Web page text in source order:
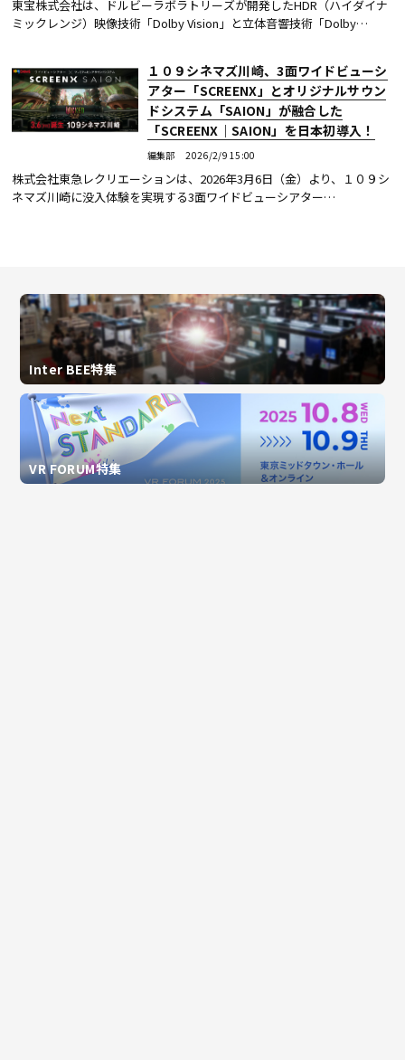
東宝株式会社は、ドルビーラボラトリーズが開発したHDR（ハイダイナ
ミックレンジ）映像技術「Dolby Vision」と立体音響技術「Dolby
１０９シネマズ川崎、3面ワイドビューシ
アター「SCREENX」とオリジナルサウン
ドシステム「SAION」が融合した
「SCREENX｜SAION」を日本初導入！
編集部 2026/2/9 15:00
株式会社東急レクリエーションは、2026年3月6日（金）より、１０９シ
ネマズ川崎に没入体験を実現する3面ワイドビューシアター
Inter BEE特集
VR FORUM特集